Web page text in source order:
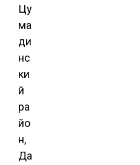
Цу
ма
ди
нс
ки
й
ра
йо
н,
Да